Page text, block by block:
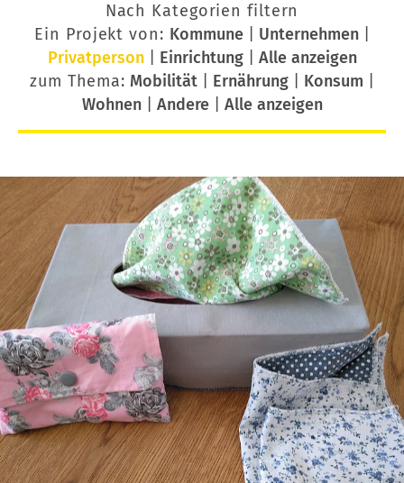
Nach Kategorien filtern
Ein Projekt von: Kommune| Unternehmen|
Privatperson| Einrichtung| Alle anzeigen
zum Thema: Mobilität Ernährung Konsum
Wohnen| Andere| Alle anzeigen